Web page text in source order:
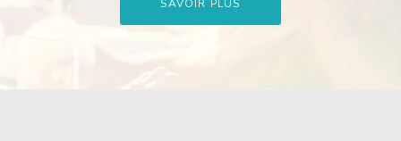
SAVOIR PLUS